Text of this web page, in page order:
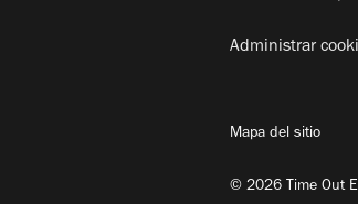
Administrar
Mapa del sitio
© 2026 Time Out